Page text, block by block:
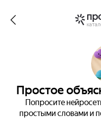
Простое
Попросите
простыми словами и